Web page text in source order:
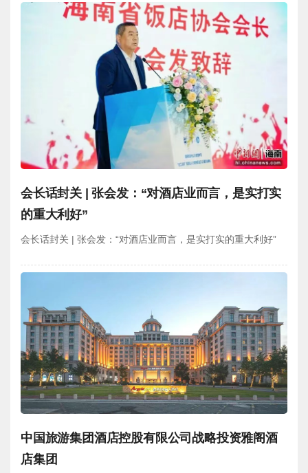
会长话封关 | 张会发：“对酒店业而言，是实打实
的重大利好”
会长话封关 | 张会发：“对酒店业而言，是实打实的重大利好”
中国旅游集团酒店控股有限公司战略投资雅阁酒
店集团